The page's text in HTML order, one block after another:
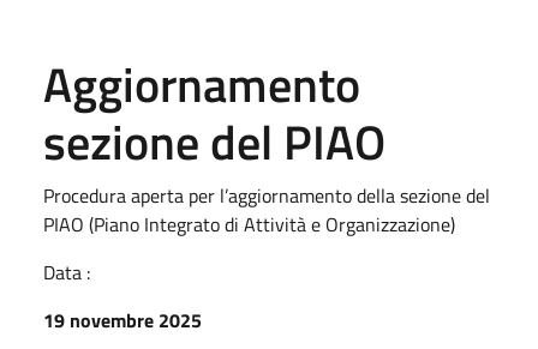
Aggiornamento
sezione del PIAO
Procedura aperta per l’aggiornamento della sezione del
PIAO (Piano Integrato di Attività e Organizzazione)
Data :
19 novembre 2025